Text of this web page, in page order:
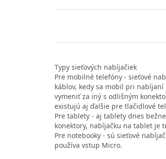
Typy sieťových nabíjačiek
Pre mobilné telefóny - sieťové
káblov, kedy sa mobil pri
vymeniť za iný s odlišným
existujú aj ďalšie pre tlačidlové
Pre tablety - aj tablety dnes
konektory, nabíjačku na tablet je
Pre notebooky - sú sieťové
používa vstup Micro.